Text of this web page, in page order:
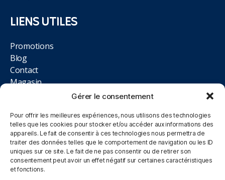
Gérer le consentement
Pour offrir les meilleures expériences, nous utilisons des technologies
telles que les cookies pour stocker et/ou accéder aux informations des
appareils. Le fait de consentir à ces technologies nous permettra de
traiter des données telles que le comportement de navigation ou les ID
uniques sur ce site. Le fait de ne pas consentir ou de retirer son
consentement peut avoir un effet négatif sur certaines caractéristiques
et fonctions.
LIENS UTILES
Promotions
Blog
Contact
Magasin
NOUS TROUVER
RN 43 Ccial Auchan, 62950 Noyelles-Godault
03.21.75.71.71
Du Lundi au Samedi, 10h00 à 12h00 et 14h00 à 19h00